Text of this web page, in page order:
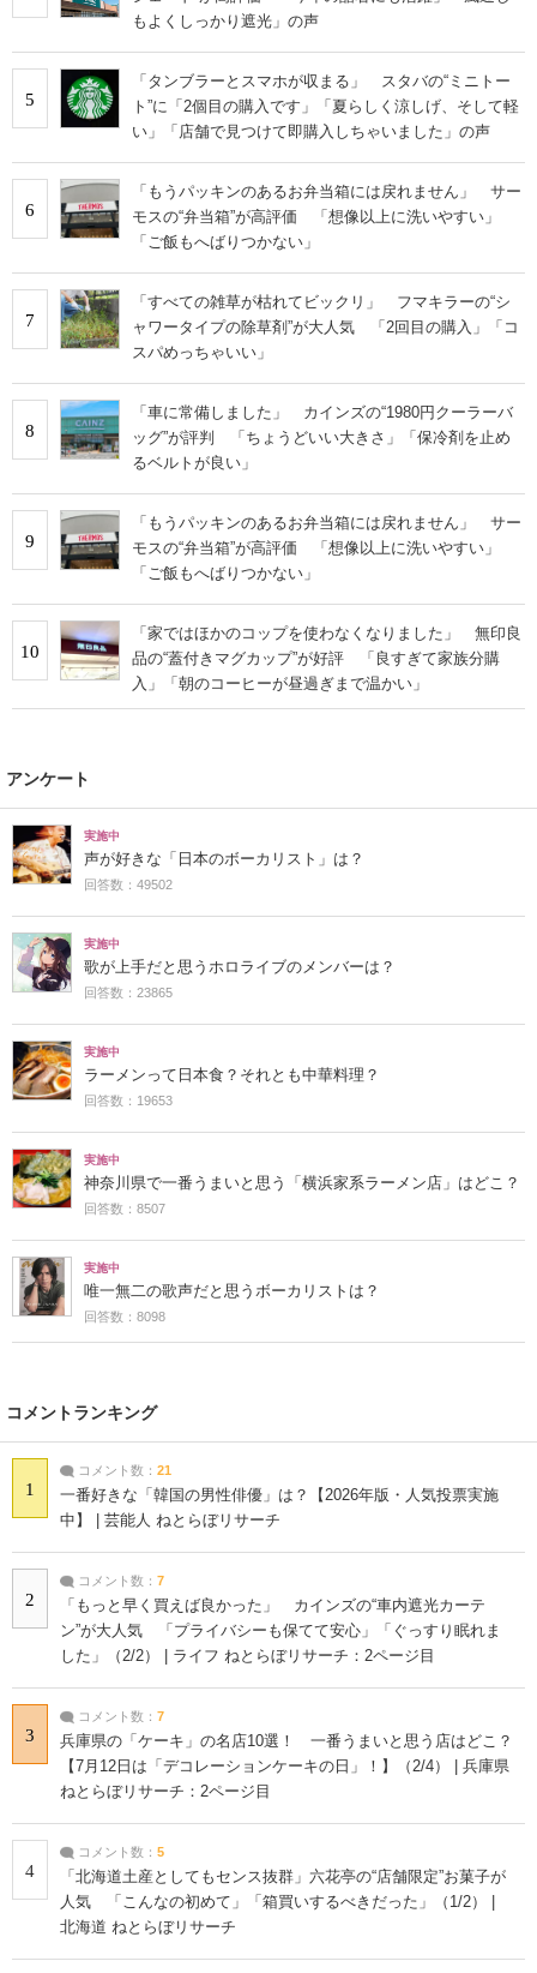
もよくしっかり遮光」の声
5
「タンブラーとスマホが収まる」 スタバの“ミニトー
ト”に「2個目の購入です」「夏らしく涼しげ、そして軽
い」「店舗で見つけて即購入しちゃいました」の声
6
「もうパッキンのあるお弁当箱には戻れません」 サー
モスの“弁当箱”が高評価 「想像以上に洗いやすい」
「ご飯もへばりつかない」
7
「すべての雑草が枯れてビックリ」 フマキラーの“シ
ャワータイプの除草剤”が大人気 「2回目の購入」「コ
スパめっちゃいい」
8
「車に常備しました」 カインズの“1980円クーラーバ
ッグ”が評判 「ちょうどいい大きさ」「保冷剤を止め
るベルトが良い」
9
「もうパッキンのあるお弁当箱には戻れません」 サー
モスの“弁当箱”が高評価 「想像以上に洗いやすい」
「ご飯もへばりつかない」
10
「家ではほかのコップを使わなくなりました」 無印良
品の“蓋付きマグカップ”が好評 「良すぎて家族分購
入」「朝のコーヒーが昼過ぎまで温かい」
アンケート
実施中
声が好きな「日本のボーカリスト」は？
回答数：49502
実施中
歌が上手だと思うホロライブのメンバーは？
回答数：23865
実施中
ラーメンって日本食？それとも中華料理？
回答数：19653
実施中
神奈川県で一番うまいと思う「横浜家系ラーメン店」はどこ？
回答数：8507
実施中
唯一無二の歌声だと思うボーカリストは？
回答数：8098
コメントランキング
1
コメント数： 21
一番好きな「韓国の男性俳優」は？【2026年版・人気投票実施
中】 | 芸能人 ねとらぼリサーチ
2
コメント数： 7
「もっと早く買えば良かった」 カインズの“車内遮光カーテ
ン”が大人気 「プライバシーも保てて安心」「ぐっすり眠れま
した」（2/2） | ライフ ねとらぼリサーチ：2ページ目
3
コメント数： 7
兵庫県の「ケーキ」の名店10選！ 一番うまいと思う店はどこ？
【7月12日は「デコレーションケーキの日」！】（2/4） | 兵庫県
ねとらぼリサーチ：2ページ目
4
コメント数： 5
「北海道土産としてもセンス抜群」六花亭の“店舗限定”お菓子が
人気 「こんなの初めて」「箱買いするべきだった」（1/2） |
北海道 ねとらぼリサーチ